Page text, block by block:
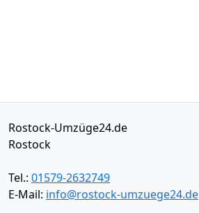
Rostock-Umzüge24.de
Rostock
Tel.: 01579-2632749
E-Mail: info@rostock-umzuege24.de